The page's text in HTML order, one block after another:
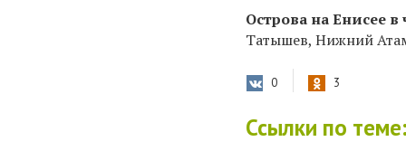
Острова на Енисее в
Татышев, Нижний
0 3
Ссылки по